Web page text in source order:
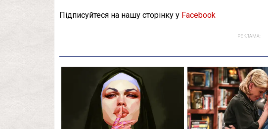
Підписуйтеся на нашу сторінку у Facebook
РЕКЛАМА: